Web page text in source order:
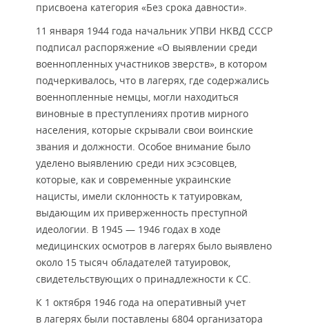
присвоена категория «Без срока давности».
11 января 1944 года начальник УПВИ НКВД СССР
подписал распоряжение «О выявлении среди
военнопленных участников зверств», в котором
подчеркивалось, что в лагерях, где содержались
военнопленные немцы, могли находиться
виновные в преступлениях против мирного
населения, которые скрывали свои воинские
звания и должности. Особое внимание было
уделено выявлению среди них эсэсовцев,
которые, как и современные украинские
нацисты, имели склонность к татуировкам,
выдающим их приверженность преступной
идеологии. В 1945 — 1946 годах в ходе
медицинских осмотров в лагерях было выявлено
около 15 тысяч обладателей татуировок,
свидетельствующих о принадлежности к СС.
К 1 октября 1946 года на оперативный учет
в лагерях были поставлены 6804 организатора